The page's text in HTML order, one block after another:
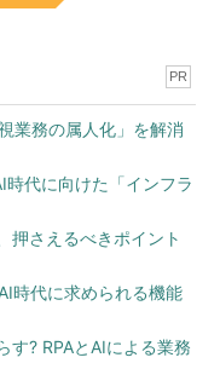
PR
業務の属人化」を解消
代に向けた「インフラ
押さえるべきポイント
時代に求められる機能
す? RPAとAIによる業務